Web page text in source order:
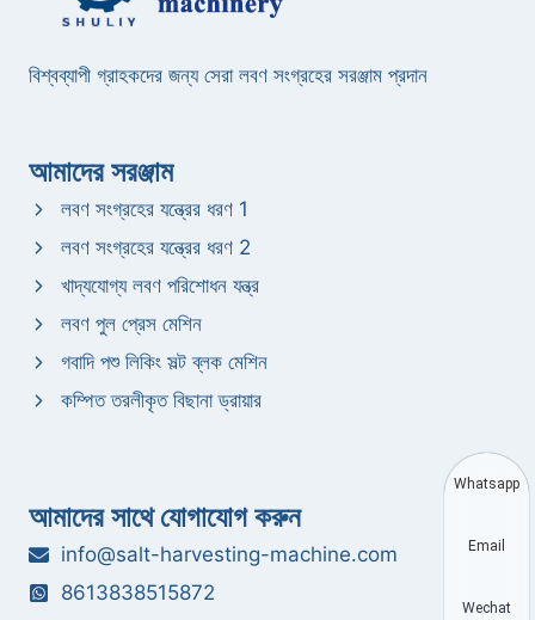
বিশ্বব্যাপী গ্রাহকদের জন্য সেরা লবণ সংগ্রহের সরঞ্জাম প্রদান
আমাদের সরঞ্জাম
লবণ সংগ্রহের যন্ত্রের ধরণ 1
লবণ সংগ্রহের যন্ত্রের ধরণ 2
খাদ্যযোগ্য লবণ পরিশোধন যন্ত্র
লবণ পুল প্রেস মেশিন
গবাদি পশু লিকিং সল্ট ব্লক মেশিন
কম্পিত তরলীকৃত বিছানা ড্রায়ার
আমাদের সাথে যোগাযোগ করুন
info@salt-harvesting-machine.com
8613838515872
Whatsapp
Email
Wechat